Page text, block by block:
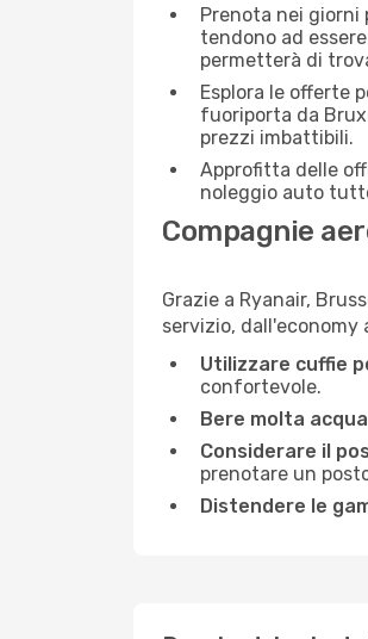
Prenota nei giorni
tendono ad
permetterà di
Esplora le offerte
fuoriporta da
prezzi imbattibili.
Approfitta delle
noleggio auto
Compagnie
Grazie a Ryanair,
servizio,
Utilizzare cuffie
confortevole.
Bere molta
Considerare il
prenotare un
Distendere le